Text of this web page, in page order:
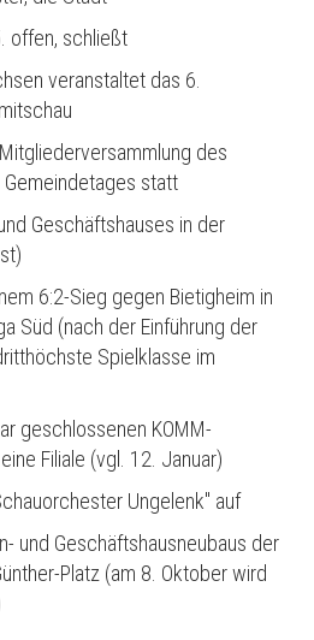
offen, schließt
veranstaltet das 6.
des
statt
Geschäftshauses in der
6:2-Sieg gegen Bietigheim in
Süd (nach der Einführung der
Spielklasse im
geschlossenen KOMM-
eine Filiale (vgl. 12. Januar)
Ungelenk" auf
und Geschäftshausneubaus der
Platz (am 8. Oktober wird